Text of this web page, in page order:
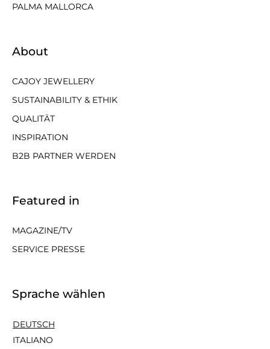
PALMA MALLORCA
About
CAJOY JEWELLERY
SUSTAINABILITY & ETHIK
QUALITÄT
INSPIRATION
B2B PARTNER WERDEN
Featured in
MAGAZINE/TV
SERVICE PRESSE
Sprache wählen
DEUTSCH
ITALIANO